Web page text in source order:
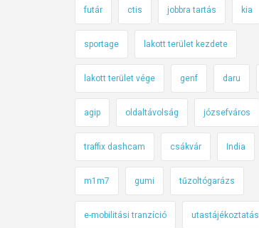
futár ctis jobbra tartás kia
sportage lakott terület kezdete
lakott terület vége genf daru
agip oldaltávolság józsefváros
traffix dashcam csákvár India
m1m7 gumi tűzoltógarázs
e-mobilitási tranzíció utastájékoztatás